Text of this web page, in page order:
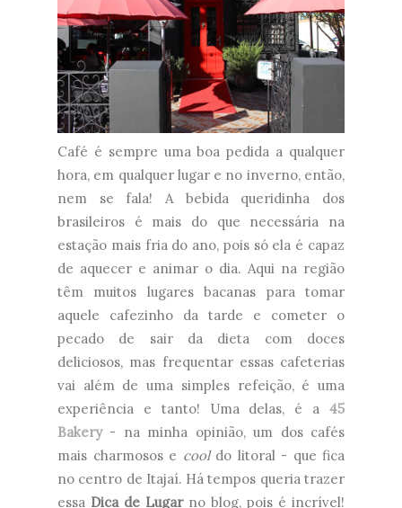
Café é sempre uma boa pedida a qualquer
hora, em qualquer lugar e no inverno, então,
nem se fala! A bebida queridinha dos
brasileiros é mais do que necessária na
estação mais fria do ano, pois só ela é capaz
de aquecer e animar o dia. Aqui na região
têm muitos lugares bacanas para tomar
aquele cafezinho da tarde e cometer o
pecado de sair da dieta com doces
deliciosos, mas frequentar essas cafeterias
vai além de uma simples refeição, é uma
experiência e tanto! Uma delas, é a 45
Bakery- na minha opinião, um dos cafés
mais charmosos e cooldo litoral - que fica
no centro de Itajaí. Há tempos queria trazer
essa Dica de Lugar no blog, pois é incrível!